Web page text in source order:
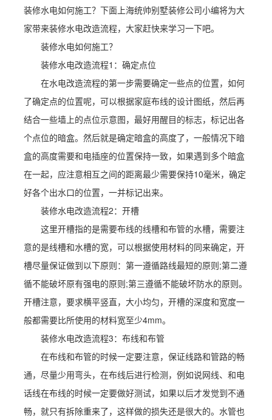
装修水电如何施工？下面上海统帅别墅装修公司小编将为大
家带来装修水电改造流程，大家赶快来学习一下吧。
装修水电如何施工？
装修水电改造流程1：确定点位
在水电改造流程的第一步需要确定一些点的位置，如何
了确定点的位置呢，可以根据家庭布线的设计图纸，然后再
结合一些墙上的点位示意图，最好用醒目的标志，标记出各
个点位的暗盒。然后就是确定暗盒的高度了，一般情况下暗
盒的高度需要和电插座的位置保持一致，如果遇到多个暗盒
在一起，应注意相互之间的距离最少需要保持10毫米，确定
好各个出水口的位置，一并标记出来。
装修水电改造流程2：开槽
这里开槽指的是需要布线的线槽和布管的水槽，需要注
意的是线槽和水槽的宽，可以根据使用材料的同来确定，开
槽尽量保证做到以下原则：第一遵循路线最短的原则;第二遵
循不能破坏原有强电的原则;第三遵循不能破坏防水的原则。
开槽注意，要求横平竖直，大小均匀，开槽的深度和宽度一
般都需要比所使用的材料宽至少4mm。
装修水电改造流程3：布线和布管
在布线和布管的时候一定要注意，保证线路和管路的畅
通，尽量少用弯头，在布线后进行检测，例如说网线、和电
话线在布线的时候一定要做好测试，如果以后才发觉到不通
畅，就只有拆除重来了，这样做的损失还是很大的。水管也